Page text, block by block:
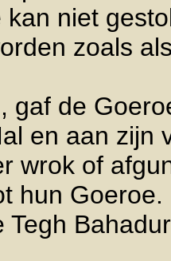
kan niet
zoals
gaf de
en aan zijn
wrok of
hun
Tegh